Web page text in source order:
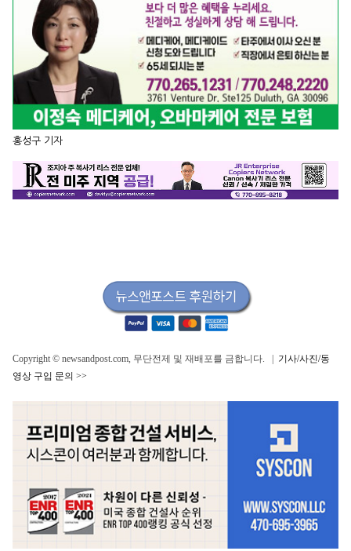
홍성구 기자
Copyright © newsandpost.com, 무단전제 및 재배포를 금합니다. | 기사/사진/동
영상 구입 문의 >>